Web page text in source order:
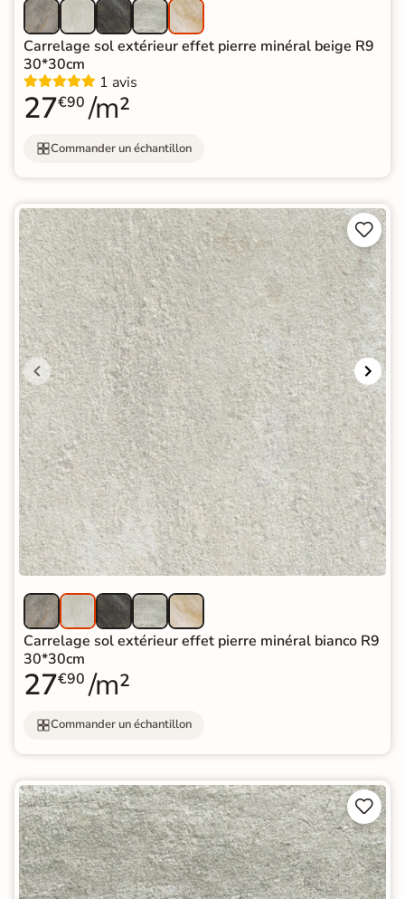
Carrelage sol extérieur effet pierre minéral beige R9
30*30cm
1 avis
27€90 /m²
Commander un échantillon


Carrelage sol extérieur effet pierre minéral bianco R9
30*30cm
27€90 /m²
Commander un échantillon

